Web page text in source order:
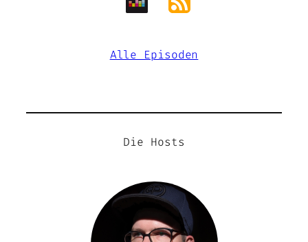
Alle Episoden
Die Hosts